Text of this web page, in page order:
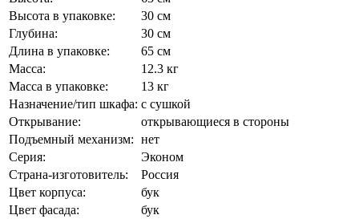
Высота в упаковке:
30 см
Глубина:
30 см
Длина в упаковке:
65 см
Масса:
12.3 кг
Масса в упаковке:
13 кг
Назначение/тип шкафа: с сушкой
Открывание:
открывающиеся в стороны
Подъемный механизм: нет
Серия:
Эконом
Страна-изготовитель:
Россия
Цвет корпуса:
бук
Цвет фасада:
бук